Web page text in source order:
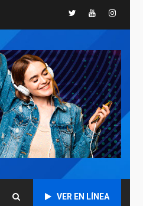
TwitterYoutube
VER EN LÍNEA
TITULARES
CNP plantea incluir
Libertad de Expresión
en agenda de
negociación con
comisión de AN 2015
DESTACADOS
NACIONALES
ÚLTIMA HORA
Gobierno nacional y
regional nos
respaldaron desde el
primer momento tras
asegura Gustavo